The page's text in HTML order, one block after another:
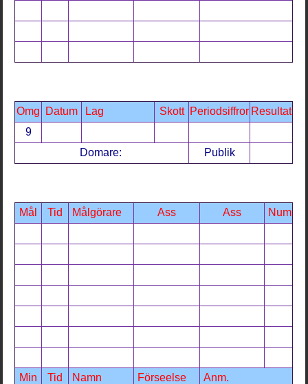
Omg Datum Lag Skott Periodsiffror Resultat
9
Domare:
Publik
Mål Tid Målgörare Ass Ass Num
Min Tid Namn Förseelse Anm.